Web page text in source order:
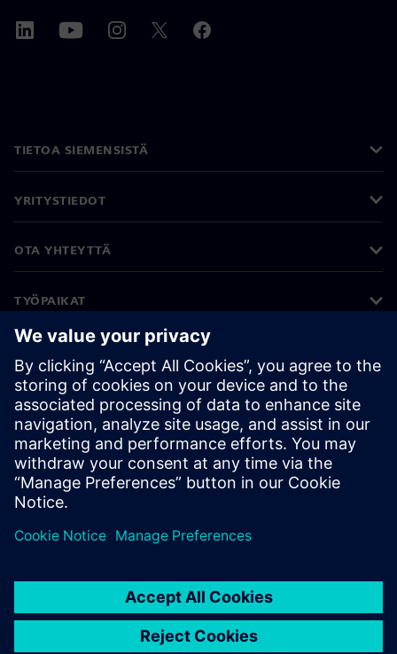
TIETOA SIEMENSISTÄ
YRITYSTIEDOT
OTA YHTEYTTÄ
TYÖPAIKAT
©Siemens 2026
Yritystiedot
Tietosuojailmoitus
Evästekäytäntö
Käyttöehdot
Digitaalinen tunnus
Väärinkäytösten paljastaminen